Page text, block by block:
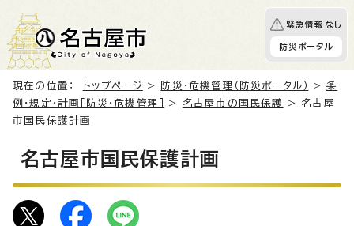
緊急情報なし
防災ポータル
現在の位置： トップページ > 防災・危機管理（防災ポータル） >条
例・規定・計画［防災・危機管理］
> 名古屋市の国民保護
> 名古屋
市国民保護計画
名古屋市国民保護計画